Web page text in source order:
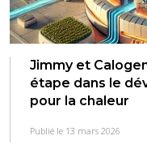
Jimmy et
étape dans le
pour la chaleur
Publié le 13 mars 2026